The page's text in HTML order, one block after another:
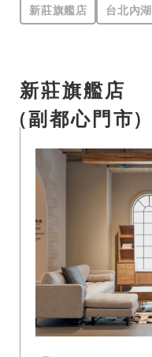
新莊旗艦店 台北內湖
新莊旗艦店
(副都心門市)